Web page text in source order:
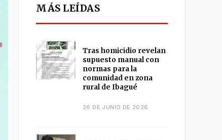
MÁS LEÍDAS
Tras homicidio revelan
supuesto manual con
normas para la
comunidad en zona
rural de Ibagué
26 DE JUNIO DE 2026